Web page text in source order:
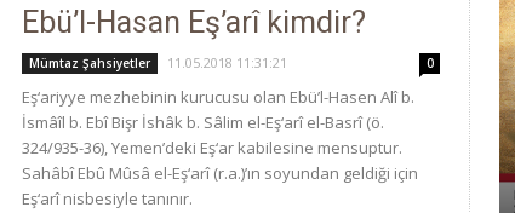
Ebü’l-Hasan Eş’arî kimdir?
Mümtaz Şahsiyetler 11.05.2018 11:31:21 0
Eş‘ariyye mezhebinin kurucusu olan Ebü’l-Hasen Alî b.
İsmâîl b. Ebî Bişr İshâk b. Sâlim el-Eş‘arî el-Basrî (ö.
324/935-36), Yemen’deki Eş‘ar kabilesine mensuptur.
Sahâbî Ebû Mûsâ el-Eş‘arî (r.a.)’ın soyundan geldiği için
Eş‘arî nisbesiyle tanınır.